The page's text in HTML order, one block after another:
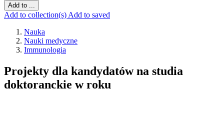
Add to ...
Add to collection(s) Add to saved
Nauka
Nauki medyczne
Immunologia
Projekty dla kandydatów na studia
doktoranckie w roku